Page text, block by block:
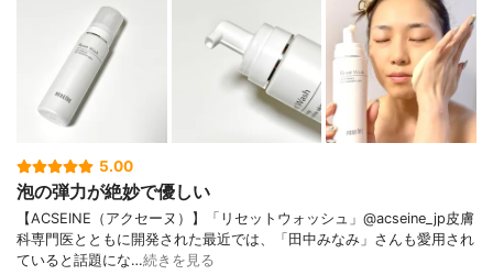
5.00
泡の弾力が絶妙で優しい
【ACSEINE（アクセーヌ）】「リセットウォッシュ」@acseine_jp皮膚
科専門医とともに開発された最近では、「田中みなみ」さんも愛用され
ていると話題にな…続きを見る